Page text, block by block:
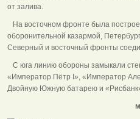
от залива.
На восточном фронте была
оборонительной казармой,
Северный и восточный фронты
С юга линию обороны замыкали
«Император Пётр I», «Император
Двойную Южную батарею и